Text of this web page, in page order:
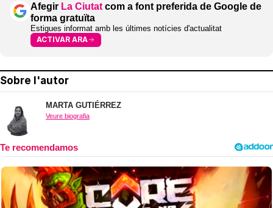
Afegir La Ciutat com a font preferida de Google de
forma gratuïta
Estigues informat amb les últimes notícies d'actualitat
ACTIVAR ARA
Sobre l'autor
MARTA GUTIÉRREZ
Veure biografia